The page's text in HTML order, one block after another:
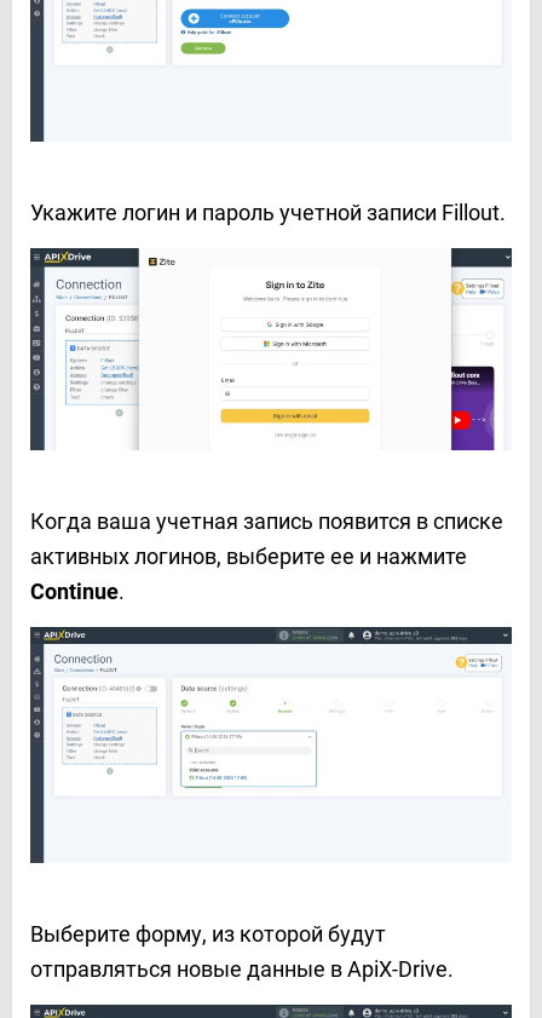
Укажите логин и пароль учетной записи Fillout.
Когда ваша учетная запись появится в списке
активных логинов, выберите ее и нажмите
Continue.
Выберите форму, из которой будут
отправляться новые данные в ApiX-Drive.